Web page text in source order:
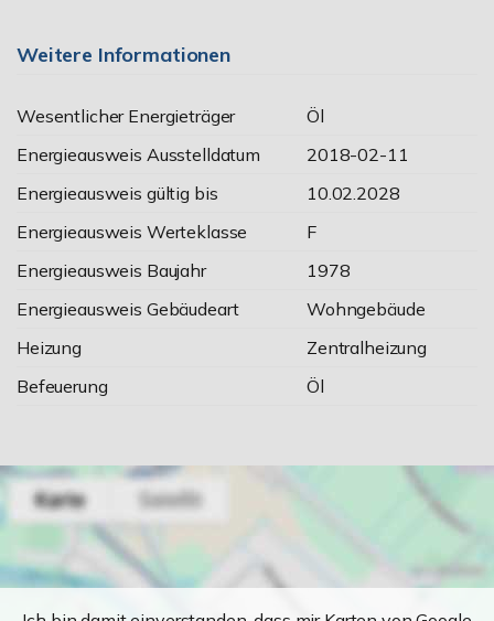
Weitere Informationen
Wesentlicher Energieträger
Öl
Energieausweis Ausstelldatum
2018-02-11
Energieausweis gültig bis
10.02.2028
Energieausweis Werteklasse
F
Energieausweis Baujahr
1978
Energieausweis Gebäudeart
Wohngebäude
Heizung
Zentralheizung
Befeuerung
Öl